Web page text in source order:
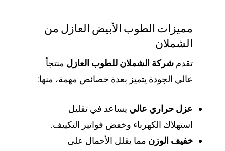
مميزات الطوب الأبيض العازل من
الشملان
تقدم شركة الشملان للطوب العازل منتجاً
عالي الجودة يتميز بعدة خصائص مهمة، منها:
عزل حراري عالي يساعد في تقليل
استهلاك الكهرباء وخفض فواتير التكييف.
خفيف الوزن مما يقلل الأحمال على